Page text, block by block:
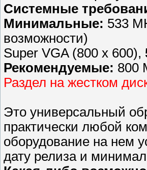
Системные
Минимальные: 533
возможности)
Super VGA (800 x 600),
Рекомендуемые: 800
Раздел на жестком
Это универсальный
практически любой
оборудование на нем
дату релиза и